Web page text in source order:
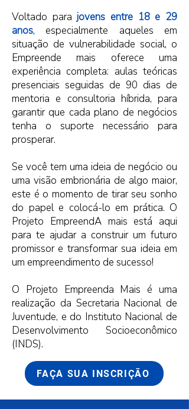
Voltado parajovens entre 18 e 29
anos, especialmente aqueles em
situação de vulnerabilidade social, o
Empreende mais oferece uma
experiência completa: aulas teóricas
presenciais seguidas de 90 dias de
mentoria e consultoria híbrida, para
garantir que cada plano de negócios
tenha o suporte necessário para
prosperar.
Se você tem uma ideia de negócio ou
uma visão embrionária de algo maior,
este é o momento de tirar seu sonho
do papel e colocá-lo em prática. O
Projeto EmpreendA mais está aqui
para te ajudar a construir um futuro
promissor e transformar sua ideia em
um empreendimento de sucesso!
O Projeto Empreenda Mais é uma
realização da Secretaria Nacional de
Juventude, e do Instituto Nacional de
Desenvolvimento Socioeconômico
(INDS).
FAÇA SUA INSCRIÇÃO